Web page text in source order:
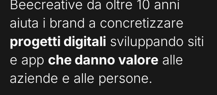
Beecreative da oltre 10 anni
aiuta i brand a concretizzare
progetti digitali sviluppando siti
e app che danno valore alle
aziende e alle persone.